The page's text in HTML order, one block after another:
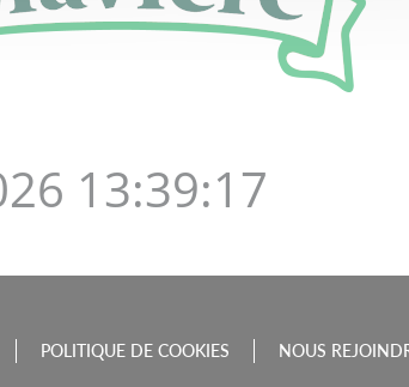
13:39:17
POLITIQUE DE COOKIES NOUS